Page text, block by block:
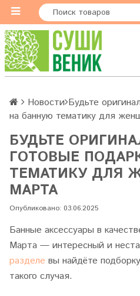
Новости Будьте
на банную тематику для
БУДЬТЕ
ГОТОВЫЕ
ТЕМАТИКУ ДЛЯ
МАРТА
Опубликовано: 03.06.2025
Банные аксессуары в
Марта — интересный и
разделе вы найдёте
такого случая.